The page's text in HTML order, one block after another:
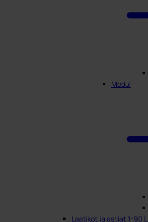
Modul
Laatikot ja astiat 1-90 L